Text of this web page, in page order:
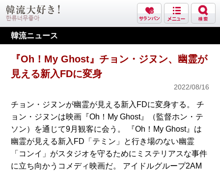
韓流ニュース
『Oh！My Ghost』チョン・ジヌン、幽霊が
見える新入FDに変身
2022/08/16
チョン・ジヌンが幽霊が見える新入FDに変身する。 チ
ョン・ジヌンは映画『Oh！My Ghost』（監督ホン・テ
ソン）を通じて9月観客に会う。 『Oh！My Ghost』は
幽霊が見える新入FD「テミン」と行き場のない幽霊
「コンイ」がスタジオを守るためにミステリアスな事件
に立ち向かうコメディ映画だ。 アイドルグループ2AM